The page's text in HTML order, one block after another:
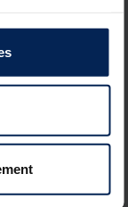
de
pour
permettre
de pêche
indiqués
informations